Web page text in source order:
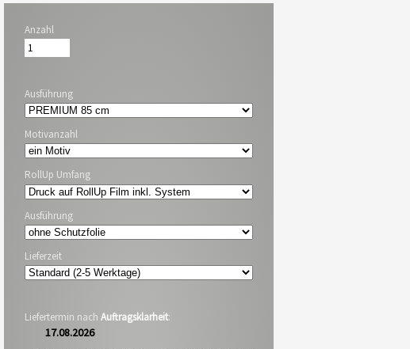
Anzahl
Ausführung
Motivanzahl
RollUp Umfang
Ausführung
Lieferzeit
Liefertermin nach Auftragsklarheit:
17.08.2026